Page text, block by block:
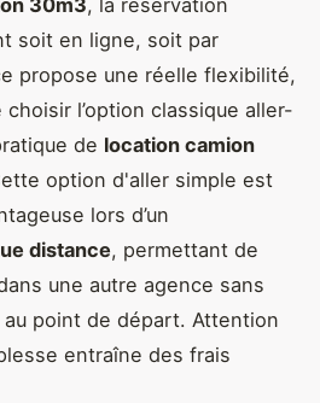
soit en ligne, soit par
propose une réelle flexibilité,
l’option classique aller-
de location camion
option d'aller simple est
lors d’un
distance, permettant de
une autre agence sans
point de départ. Attention
entraîne des frais